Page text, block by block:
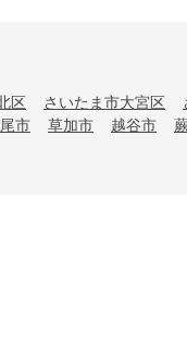
区 さいたま市大宮区
尾市 草加市 越谷市